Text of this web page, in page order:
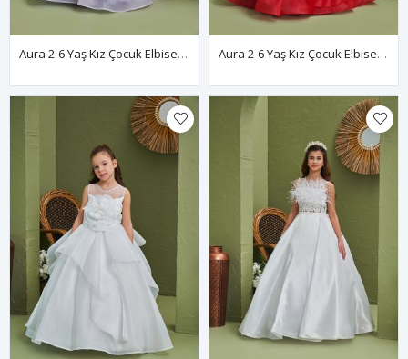
Aura 2-6 Yaş Kız Çocuk Elbise 20165 Lila Aura 2-6 Yaş Kız Çocuk Elbise 20165 Kırmızı